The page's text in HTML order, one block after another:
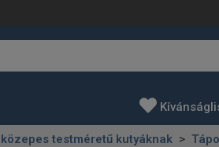
testméretű kutyáknak